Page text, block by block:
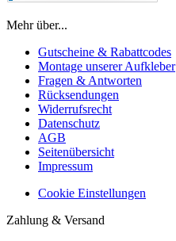
Mehr über...
Gutscheine & Rabattcodes
Montage unserer Aufkleber
Fragen & Antworten
Rücksendungen
Widerrufsrecht
Datenschutz
AGB
Seitenübersicht
Impressum
Cookie Einstellungen
Zahlung & Versand